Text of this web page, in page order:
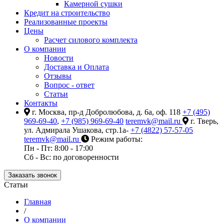
Камерной сушки
Кредит на строительство
Реализованные проекты
Цены
Расчет силового комплекта
О компании
Новости
Доставка и Оплата
Отзывы
Вопрос - ответ
Статьи
Контакты
г. Москва, пр-д Добролюбова, д. 6а, оф. 118 +7 (495)
969-69-40, +7 (985) 969-69-40 teremvk@mail.ru
г. Тверь,
ул. Адмирала Ушакова, стр.1а- +7 (4822) 57-57-05
teremvk@mail.ru
Режим работы:
Пн - Пт: 8:00 - 17:00
Сб - Вс: по договоренности
Заказать звонок
Статьи
Главная
/
О компании